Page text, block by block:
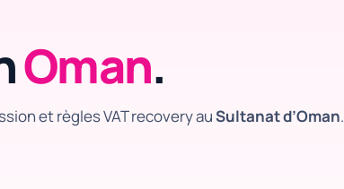
Oman.
et règles VAT recovery auSultanat d’Oman.